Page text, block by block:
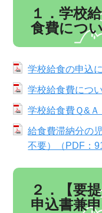
１．学校
食費につ
学校給食の申込
学校給食費につ
学校給食費Ｑ&Ａ
給食費滞納分の
不要）（PDF：
２．【要
申込書兼